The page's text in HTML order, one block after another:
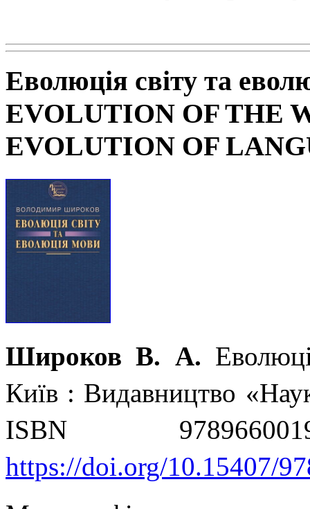
Еволюція світу та
EVOLUTION OF THE
EVOLUTION OF
Широков В. А.
Київ : Видавництво
ISBN
https://doi.org/10.15407/